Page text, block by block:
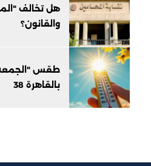
هل تخالف
والقانون؟
طقس
بالقاهرة 38